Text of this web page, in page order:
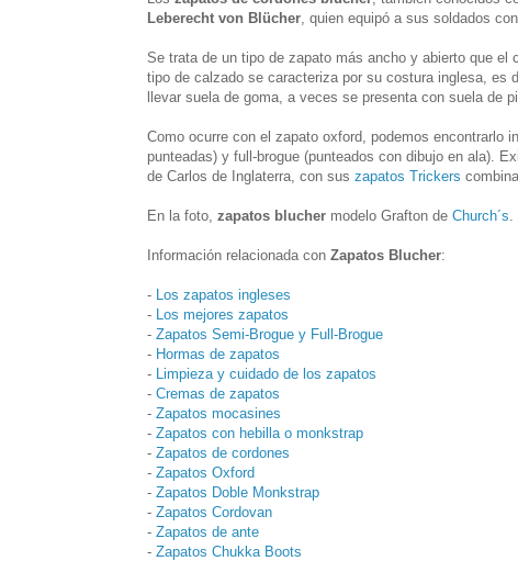
Leberecht von Blücher , quien equipó a sus soldados
Se trata de un tipo de zapato más ancho y abierto que
tipo de calzado se caracteriza por su costura inglesa, es
llevar suela de goma, a veces se presenta con suela de
Como ocurre con el zapato oxford, podemos encontrarlo
punteadas) y full-brogue (punteados con dibujo en ala).
de Carlos de Inglaterra, con sus zapatos Trickers
En la foto, zapatos blucher modelo Grafton de Church´s
Información relacionada con Zapatos Blucher:
- Los zapatos ingleses
- Los mejores zapatos
- Zapatos Semi-Brogue y Full-Brogue
- Hormas de zapatos
- Limpieza y cuidado de los zapatos
- Cremas de zapatos
- Zapatos mocasines
- Zapatos con hebilla o monkstrap
- Zapatos de cordones
- Zapatos Oxford
- Zapatos Doble Monkstrap
- Zapatos Cordovan
- Zapatos de ante
- Zapatos Chukka Boots